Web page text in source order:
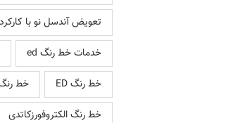
تعویض آندسل نو با
خدمات خط رنگ ed
خط رنگ ED
خط رنگ
خط رنگ الکتروفورزکاتدی